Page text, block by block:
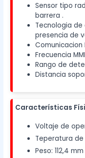
Sensor tipo
barrera .
Tecnologia
presencia de
Comunicacion
Frecuencia
Rango de
Distancia
Características
Voltaje de
Teperatura
Peso: 112,4 mm